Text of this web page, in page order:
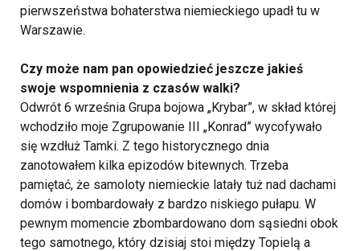
pierwszeństwa bohaterstwa niemieckiego upadł tu w
Warszawie.
Czy może nam pan opowiedzieć jeszcze jakieś
swoje wspomnienia z czasów walki?
Odwrót 6 września Grupa bojowa „Krybar”, w skład której
wchodziło moje Zgrupowanie III „Konrad” wycofywało
się wzdłuż Tamki. Z tego historycznego dnia
zanotowałem kilka epizodów bitewnych. Trzeba
pamiętać, że samoloty niemieckie latały tuż nad dachami
domów i bombardowały z bardzo niskiego pułapu. W
pewnym momencie zbombardowano dom sąsiedni obok
tego samotnego, który dzisiaj stoi między Topielą a